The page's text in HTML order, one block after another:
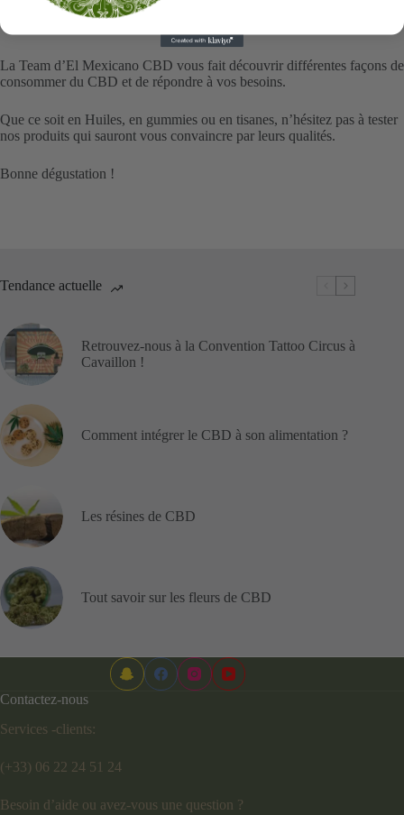
La Team d’El Mexicano CBD vous fait découvrir différentes façons de
consommer du CBD et de répondre à vos besoins.
Que ce soit en Huiles, en gummies ou en tisanes, n’hésitez pas à tester
nos produits qui sauront vous convaincre par leurs qualités.
Bonne dégustation !
Tendance actuelle
Retrouvez-nous à la Convention Tattoo Circus à
Cavaillon !
Comment intégrer le CBD à son alimentation ?
Les résines de CBD
Tout savoir sur les fleurs de CBD
Contactez-nous
Services -clients:
(+33) 06 22 24 51 24
Besoin d’aide ou avez-vous une question ?